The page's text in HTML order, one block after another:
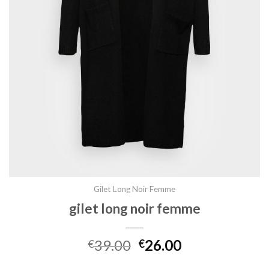
Gilet Long Noir Femme
gilet long noir femme
€39.00 €26.00